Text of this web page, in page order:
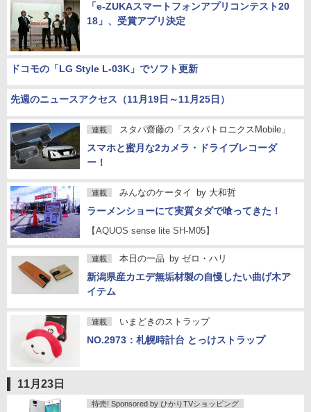
「e-ZUKAスマートフォンアプリコンテスト20
18」、受賞アプリ決定
ドコモの「LG Style L-03K」でソフト更新
先週のニュースアクセス（11月19日～11月25日）
連載 スタパ齋藤の「スタパトロニクスMobile」
スマホと蜜月な2カメラ・ドライブレコーダ
ー！
連載 みんなのケータイ by 大和哲
ラーメンショーにて実質タダで喰ってきた！
【AQUOS sense lite SH-M05】
連載 本日の一品 by ゼロ・ハリ
新潟県産カエデ無垢材製の自慢したい曲げ木ア
イテム
連載 いまどきのストラップ
NO.2973：札幌時計台 とっけストラップ
11月23日
特売! Sponsored by ひかりTVショッピング